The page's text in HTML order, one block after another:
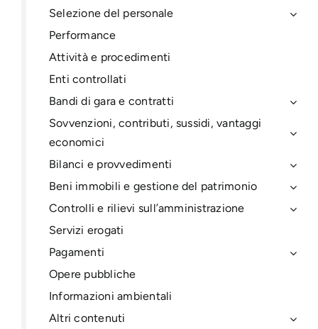
Selezione del personale
Performance
Attività e procedimenti
Enti controllati
Bandi di gara e contratti
Sovvenzioni, contributi, sussidi, vantaggi
economici
Bilanci e provvedimenti
Beni immobili e gestione del patrimonio
Controlli e rilievi sull’amministrazione
Servizi erogati
Pagamenti
Opere pubbliche
Informazioni ambientali
Altri contenuti